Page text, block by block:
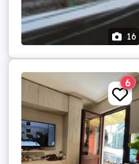
16
6